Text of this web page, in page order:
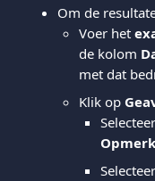
Om de
Voer het
de kolom
met dat
Klik op